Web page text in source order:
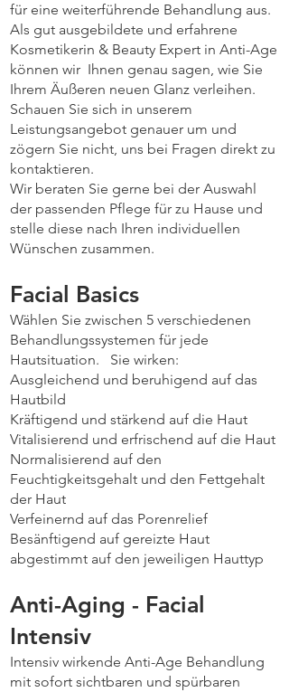
für eine weiterführende Behandlung aus.
Als gut ausgebildete und erfahrene
Kosmetikerin & Beauty Expert in Anti-Age
können wir Ihnen genau sagen, wie Sie
Ihrem Äußeren neuen Glanz verleihen.
Schauen Sie sich in unserem
Leistungsangebot genauer um und
zögern Sie nicht, uns bei Fragen direkt zu
kontaktieren.
Wir beraten Sie gerne bei der Auswahl
der passenden Pflege für zu Hause und
stelle diese nach Ihren individuellen
Wünschen zusammen.
Facial Basics
Wählen Sie zwischen 5 verschiedenen
Behandlungssystemen für jede
Hautsituation. Sie wirken:
Ausgleichend und beruhigend auf das
Hautbild
Kräftigend und stärkend auf die Haut
Vitalisierend und erfrischend auf die Haut
Normalisierend auf den
Feuchtigkeitsgehalt und den Fettgehalt
der Haut
Verfeinernd auf das Porenrelief
Besänftigend auf gereizte Haut
abgestimmt auf den jeweiligen Hauttyp
Anti-Aging - Facial
Intensiv
Intensiv wirkende Anti-Age Behandlung
mit sofort sichtbaren und spürbaren